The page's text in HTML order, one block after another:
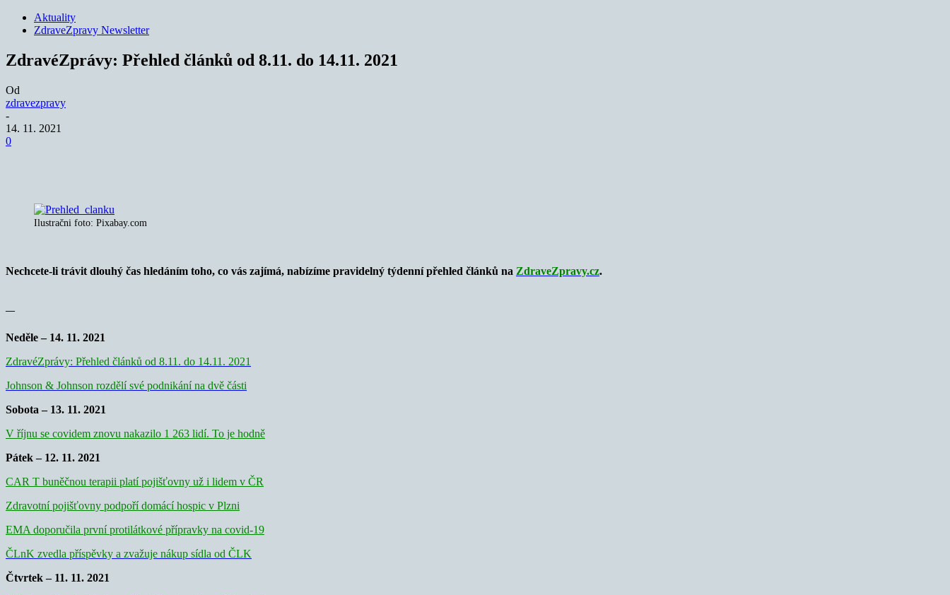
Aktuality
ZdraveZpravy Newsletter
ZdravéZprávy: Přehled článků od 8.11. do 14.11. 2021
Od
zdravezpravy
-
14. 11. 2021
0
Ilustračni foto: Pixabay.com
Nechcete-li trávit dlouhý čas hledáním toho, co vás zajímá, nabízíme pravidelný týdenní přehled článků na ZdraveZpravy.cz.
—
Neděle – 14. 11. 2021
ZdravéZprávy: Přehled článků od 8.11. do 14.11. 2021
Johnson & Johnson rozdělí své podnikání na dvě části
Sobota – 13. 11. 2021
V říjnu se covidem znovu nakazilo 1 263 lidí. To je hodně
Pátek – 12. 11. 2021
CAR T buněčnou terapii platí pojišťovny už i lidem v ČR
Zdravotní pojišťovny podpoří domácí hospic v Plzni
EMA doporučila první protilátkové přípravky na covid-19
ČLnK zvedla příspěvky a zvažuje nákup sídla od ČLK
Čtvrtek – 11. 11. 2021